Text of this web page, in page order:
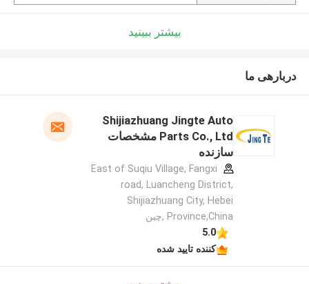
بیشتر ببینید
دربارهی ما
Shijiazhuang Jingte Auto
Parts Co., Ltd مشخصات
سازنده
East of Suqiu Village, Fangxi
road, Luancheng District,
Shijiazhuang City, Hebei
Province,China ,چین
5.0
کننده تایید شده